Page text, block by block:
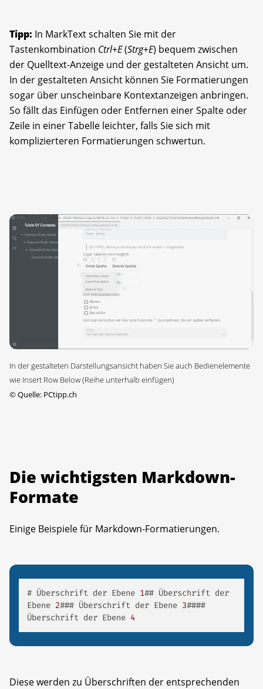
Tipp: In MarkText schalten Sie mit der
Tastenkombination Ctrl+E(Strg+E) bequem zwischen
der Quelltext-Anzeige und der gestalteten Ansicht um.
In der gestalteten Ansicht können Sie Formatierungen
sogar über unscheinbare Kontextanzeigen anbringen.
So fällt das Einfügen oder Entfernen einer Spalte oder
Zeile in einer Tabelle leichter, falls Sie sich mit
komplizierteren Formatierungen schwertun.
In der gestalteten Darstellungsansicht haben Sie auch Bedienelemente
wie Insert Row Below (Reihe unterhalb einfügen)
©Quelle: PCtipp.ch
Die wichtigsten Markdown-
Formate
Einige Beispiele für Markdown-Formatierungen.
# Überschrift der Ebene 1## Überschrift der
Ebene 2### Überschrift der Ebene 3####
Überschrift der Ebene 4
Diese werden zu Überschriften der entsprechenden